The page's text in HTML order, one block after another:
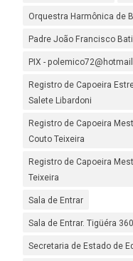
Orquestra Harmônica de
Padre João Francisco
PIX -
Registro de Capoeira
Salete Libardoni
Registro de Capoeira
Couto Teixeira
Registro de Capoeira
Teixeira
Sala de Entrar
Sala de Entrar. Tigüéra
Secretaria de Estado de